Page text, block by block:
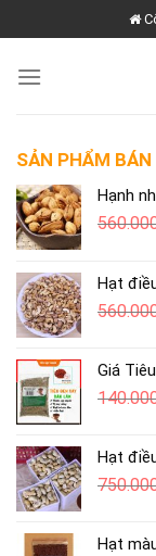
to
content
SẢN PHẨM BÁN
Hạnh
Hạt
Giá
Hạt
Hạt